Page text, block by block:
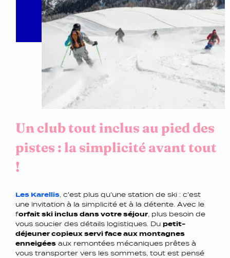
Un club tout inclus au pied des
pistes : la simplicité avant tout
!
Les Karellis , c'est plus qu'une station de ski : c'est
une invitation à la simplicité et à la détente. Avec le
forfait ski inclus dans votre séjour , plus besoin de
vous soucier des détails logistiques. Du petit-
déjeuner copieux servi face aux montagnes
enneigées aux remontées mécaniques prêtes à
vous transporter vers les sommets, tout est pensé